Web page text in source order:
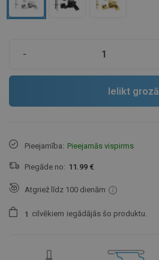
-
Ielikt grozā
Pieejamība: Pieejamās vispirms
Piegāde no: 11.99 €
Atgriež līdz 100 dienām
1 cilvēkiem iegādājās šo produktu.